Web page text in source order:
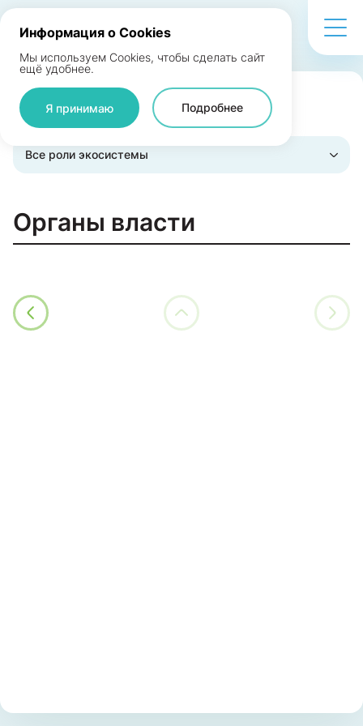
Поделиться
Все роли экосистемы
Органы власти
Информация о Cookies
Мы используем Cookies, чтобы сделать сайт
ещё удобнее.
Я принимаю Подробнее